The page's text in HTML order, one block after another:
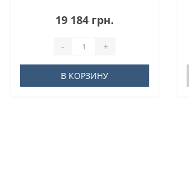
19 184 грн.
- +
В КОРЗИНУ